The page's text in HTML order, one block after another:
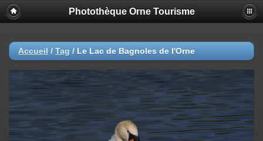
Photothèque Orne Tourisme
Accueil / Tag / Le Lac de Bagnoles de l'Orne